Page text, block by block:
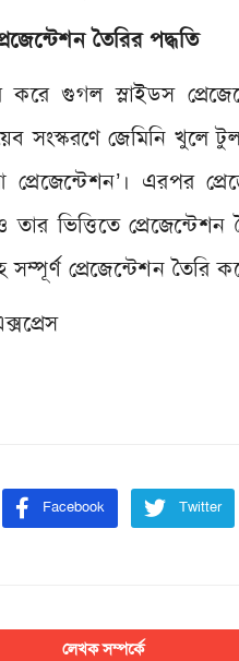
তৈরির পদ্ধতি
করে গুগল স্লাইডস
সংস্করণে জেমিনি খুলে
প্রেজেন্টেশন’। এরপর
ভিত্তিতে প্রেজেন্টেশন
সম্পূর্ণ প্রেজেন্টেশন তৈরি
Facebook Twitter
লেখক সম্পর্কে